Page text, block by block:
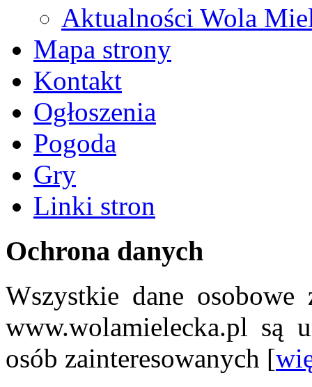
Aktualności Wola
Mapa strony
Kontakt
Ogłoszenia
Pogoda
Gry
Linki stron
Ochrona danych
Wszystkie dane osobowe
www.wolamielecka.pl są
osób zainteresowanych [